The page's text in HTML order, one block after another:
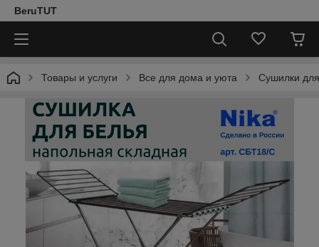
BeruTUT
Товары и услуги Все для дома и уюта Сушилки